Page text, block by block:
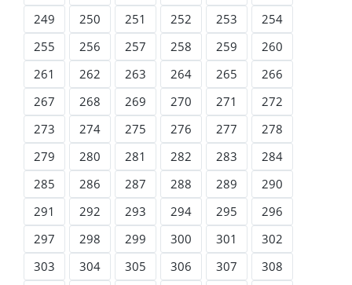
249
250 251 252 253
254
255
256 257 258 259
260
261
262 263 264 265
266
267
268 269 270 271
272
273
274 275 276 277
278
279
280 281 282 283
284
285
286 287 288 289
290
291
292 293 294 295
296
297
298 299 300 301
302
303
304 305 306 307
308